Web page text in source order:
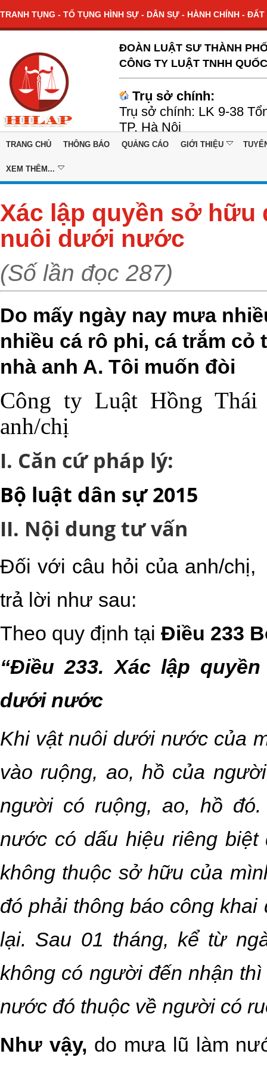
TRANH TỤNG - TỐ TỤNG HÌNH SỰ - DÂN SỰ - HÀNH CHÍNH -
ĐOÀN LUẬT SƯ THÀNH
CÔNG TY LUẬT TNHH
Trụ sở chính:
Trụ sở chính: LK 9-38
TP. Hà Nội
TRANG CHỦ THÔNG BÁO QUẢNG CÁO GIỚI THIỆU
XEM THÊM...
Xác lập quyền sở hữu
nuôi dưới nước
(Số lần đọc 287)
Do mấy ngày nay mưa
nhiều cá rô phi, cá trắm
nhà anh A. Tôi muốn đòi
Công ty Luật Hồng
anh/chị
I. Căn cứ pháp lý:
Bộ luật dân sự 2015
II. Nội dung tư vấn
Đối với câu hỏi của anh/chị,
trả lời như sau:
Theo quy định tại Điều 233
“Điều 233. Xác lập
dưới nước
Khi vật nuôi dưới nước của
vào ruộng, ao, hồ của
người có ruộng, ao, hồ
nước có dấu hiệu riêng
không thuộc sở hữu của
đó phải thông báo công
lại. Sau 01 tháng, kể từ
không có người đến nhận
nước đó thuộc về người có
Như vậy, do mưa lũ làm